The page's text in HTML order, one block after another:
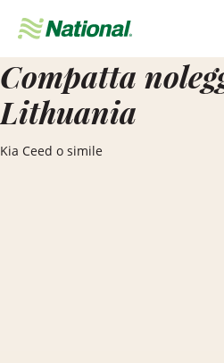
navigazione
Compatta
Lithuania
Kia Ceed o simile